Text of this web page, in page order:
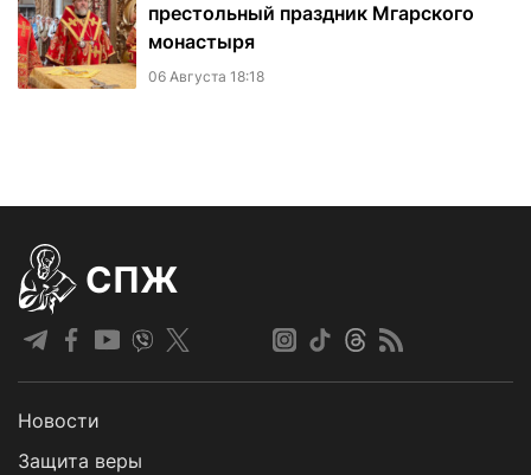
престольный праздник Мгарского
монастыря
06 Августа 18:18
СПЖ
Новости
Защита веры